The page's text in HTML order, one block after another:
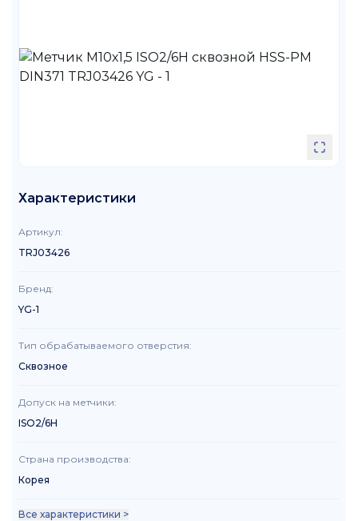
Характеристики
Артикул:
TRJ03426
Бренд:
YG-1
Тип обрабатываемого отверстия:
Сквозное
Допуск на метчики:
ISO2/6H
Страна производства:
Корея
Все характеристики >